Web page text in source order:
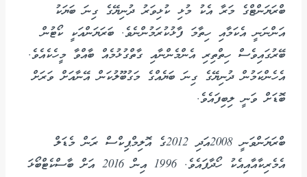
ބްރަޔަންޓްގެ މަރާ އެކު މުޅި ކުޅިވަރު ދުނިޔޭގެ ގިނަ ބަޔަކު
އަންނަނީ އެކަމާއި ހިތާމަ ފާޅުކުރަމުންނެވެ. ބަރަޔަންއަކީ ކޯޓުން
ބޭރުގައިވެސް ހިތްތިރި އެންމެންނާއި ގާތްގުޅުމެއް ބާއްވާ މީހެކެއެވެ.
އެހެންކަމުން ދުނިޔޭގެ ގިނަ ބަޔެއްގެ މަގުބޫލުކަން އޭނާއަށް ވަރަށް
ބޮޑަށް ވަނީ ލިބިފައެވެ.
ބްރަޔަންވަނީ 2008އަދި 2012ގެ އޮލިމްޕިކްސް ރަން މެޑަލް
އެމެރިކާއާއިއެކު ހޯދާފައެވެ. 1996 އިން 2016 އަށް ބާސްކެޓްބޯޅަ